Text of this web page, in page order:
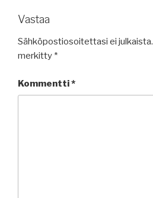
Vastaa
Sähköpostiosoitettasi ei julkaista.
merkitty *
Kommentti*